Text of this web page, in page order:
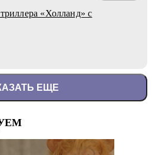
«Холланд» с
ЕЩЕ